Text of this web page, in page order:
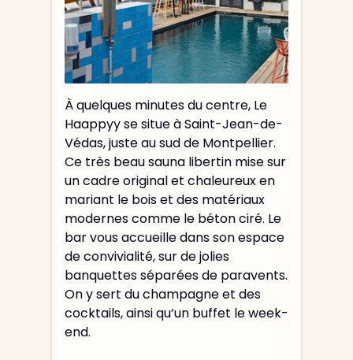
À quelques minutes du centre, Le
Haappyy se situe à Saint-Jean-de-
Védas, juste au sud de Montpellier.
Ce très beau sauna libertin mise sur
un cadre original et chaleureux en
mariant le bois et des matériaux
modernes comme le béton ciré. Le
bar vous accueille dans son espace
de convivialité, sur de jolies
banquettes séparées de paravents.
On y sert du champagne et des
cocktails, ainsi qu’un buffet le week-
end.